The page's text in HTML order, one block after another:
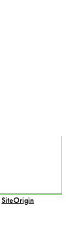
SiteOrigin